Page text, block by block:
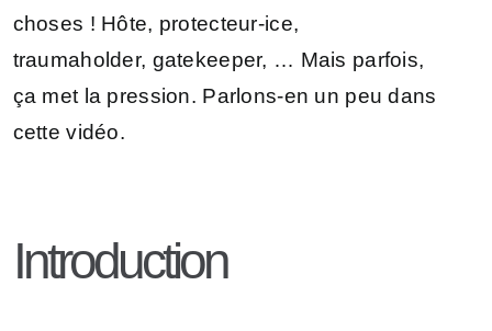
choses ! Hôte, protecteur-ice,
traumaholder, gatekeeper, … Mais parfois,
ça met la pression. Parlons-en un peu dans
cette vidéo.
Introduction